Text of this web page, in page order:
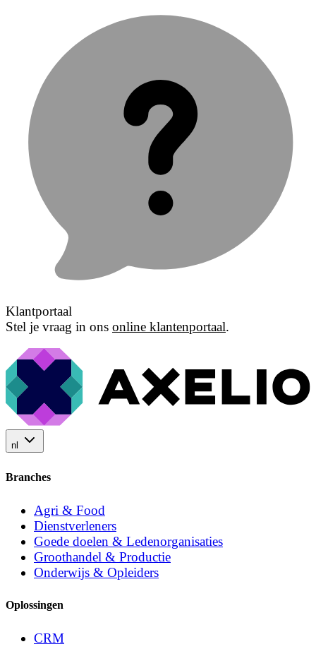
Klantportaal
Stel je vraag in ons online klantenportaal.
nl
Branches
Agri & Food
Dienstverleners
Goede doelen & Ledenorganisaties
Groothandel & Productie
Onderwijs & Opleiders
Oplossingen
CRM